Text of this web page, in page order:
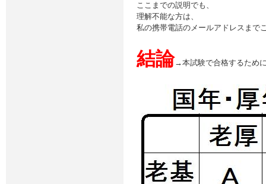
ここまでの説明でも、
理解不能な方は、
私の携帯電話のメールアドレスまで
結論→本試験で合格するため